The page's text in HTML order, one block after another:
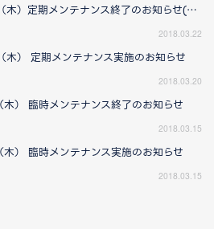
3月22日（木）定期メンテナンス終了のお知らせ(3/22 15:40更新)
2018.03.22
） 定期メンテナンス実施のお知らせ
2018.03.20
） 臨時メンテナンス終了のお知らせ
2018.03.15
） 臨時メンテナンス実施のお知らせ
2018.03.15